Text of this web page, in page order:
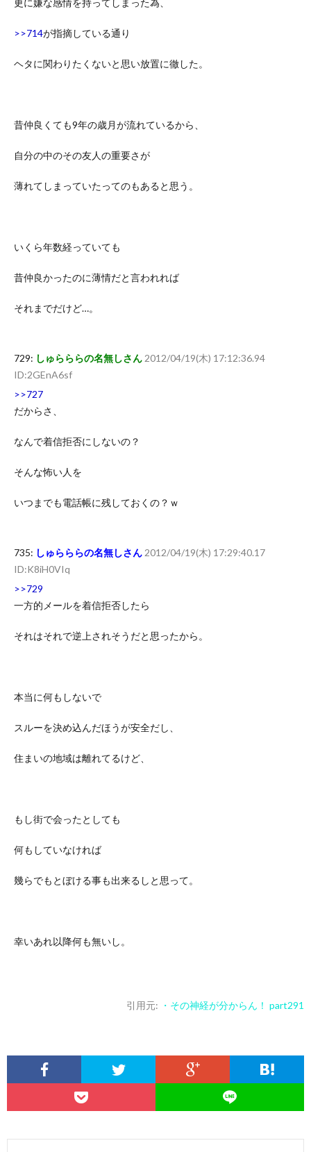
更に嫌な感情を持ってしまった為、
>>714が指摘している通り
ヘタに関わりたくないと思い放置に徹した。
昔仲良くても9年の歳月が流れているから、
自分の中のその友人の重要さが
薄れてしまっていたってのもあると思う。
いくら年数経っていても
昔仲良かったのに薄情だと言われれば
それまでだけど…。
729: しゅらららの名無しさん 2012/04/19(木) 17:12:36.94
ID:2GEnA6sf
>>727
だからさ、
なんで着信拒否にしないの？
そんな怖い人を
いつまでも電話帳に残しておくの？ｗ
735: しゅらららの名無しさん 2012/04/19(木) 17:29:40.17
ID:K8iH0VIq
>>729
一方的メールを着信拒否したら
それはそれで逆上されそうだと思ったから。
本当に何もしないで
スルーを決め込んだほうが安全だし、
住まいの地域は離れてるけど、
もし街で会ったとしても
何もしていなければ
幾らでもとぼける事も出来るしと思って。
幸いあれ以降何も無いし。
引用元: ・その神経が分からん！ part291